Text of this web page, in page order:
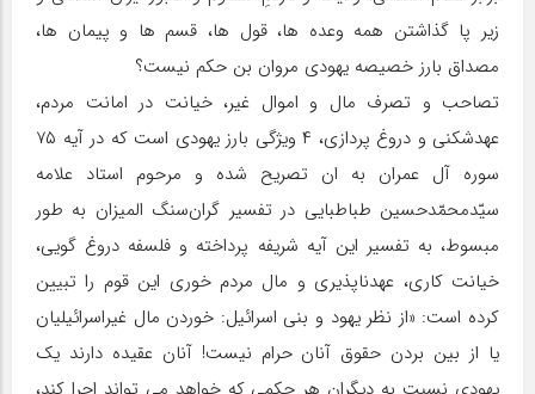
زیر پا گذاشتن همه وعده ها، قول ها، قسم ها و پیمان ها،
مصداق بارز خصیصه یهودی مروان بن حکم نیست؟
تصاحب و تصرف مال و اموال غیر، خیانت در امانت مردم،
عهدشکنی و دروغ پردازی، ۴ ویژگی بارز یهودی است که در آیه ۷۵
سوره آل عمران به ان تصریح شده و مرحوم استاد علامه
سیّدمحمّدحسین طباطبایی در تفسیر گران‌سنگ المیزان به طور
مبسوط، به تفسیر این آیه شریفه پرداخته و فلسفه دروغ گویی،
خیانت کاری، عهدناپذیری و مال مردم خوری این قوم را تبیین
کرده است: «از نظر یهود و بنی اسرائیل: خوردن مال غیراسرائیلیان
یا از بین بردن حقوق آنان حرام نیست! آنان عقیده دارند یک